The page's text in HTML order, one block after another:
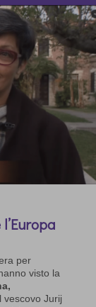
per
visto la
vescovo Jurij